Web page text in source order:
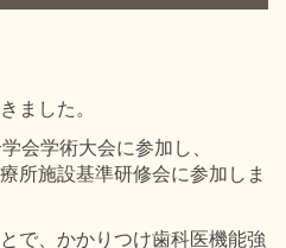
ました。
会学術大会に参加し、
所施設基準研修会に参加しま
で、かかりつけ歯科医機能強